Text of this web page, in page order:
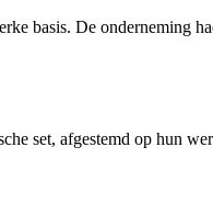
basis. De onderneming
set, afgestemd op hun